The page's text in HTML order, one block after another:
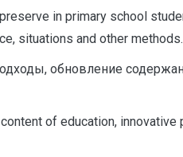
in primary school
situations and other methods.
обновление
of education,